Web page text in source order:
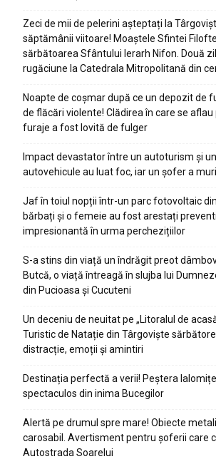
Zeci de mii de pelerini așteptați la
săptămânii viitoare! Moaștele Sfintei
sărbătoarea Sfântului Ierarh Nifon. Două
rugăciune la Catedrala Mitropolitană din
Noapte de coșmar după ce un depozit de
de flăcări violente! Clădirea în care se
furaje a fost lovită de fulger
Impact devastator între un autoturism și
autovehicule au luat foc, iar un șofer a
Jaf în toiul nopții într-un parc fotovoltaic
bărbați și o femeie au fost arestați
impresionantă în urma perchezițiilor
S-a stins din viață un îndrăgit preot
Butcă, o viață întreagă în slujba lui
din Pucioasa și Cucuteni
Un deceniu de neuitat pe „Litoralul de
Turistic de Natație din Târgoviște
distracție, emoții și amintiri
Destinația perfectă a verii! Peștera
spectaculos din inima Bucegilor
Alertă pe drumul spre mare! Obiecte
carosabil. Avertisment pentru șoferii care
Autostrada Soarelui